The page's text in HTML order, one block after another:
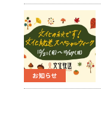
お知らせ